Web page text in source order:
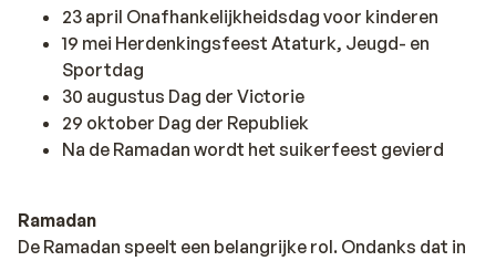
23 april Onafhankelijkheidsdag voor kinderen
19 mei Herdenkingsfeest Ataturk, Jeugd- en
Sportdag
30 augustus Dag der Victorie
29 oktober Dag der Republiek
Na de Ramadan wordt het suikerfeest gevierd
Ramadan
De Ramadan speelt een belangrijke rol. Ondanks dat in